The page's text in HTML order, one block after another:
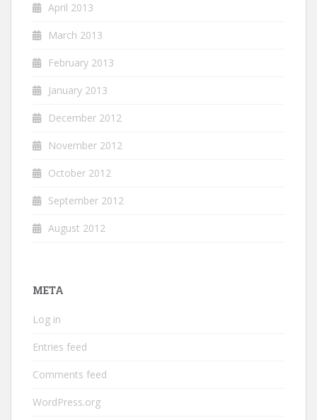
April 2013
March 2013
February 2013
January 2013
December 2012
November 2012
October 2012
September 2012
August 2012
META
Log in
Entries feed
Comments feed
WordPress.org